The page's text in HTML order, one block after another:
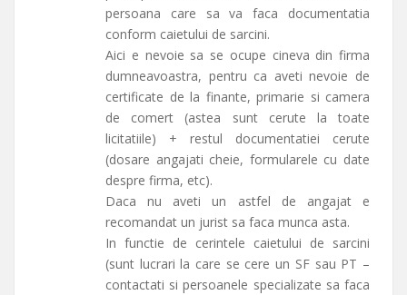
persoana care sa va faca documentatia
conform caietului de sarcini.
Aici e nevoie sa se ocupe cineva din firma
dumneavoastra, pentru ca aveti nevoie de
certificate de la finante, primarie si camera
de comert (astea sunt cerute la toate
licitatiile) + restul documentatiei cerute
(dosare angajati cheie, formularele cu date
despre firma, etc).
Daca nu aveti un astfel de angajat e
recomandat un jurist sa faca munca asta.
In functie de cerintele caietului de sarcini
(sunt lucrari la care se cere un SF sau PT –
contactati si persoanele specializate sa faca